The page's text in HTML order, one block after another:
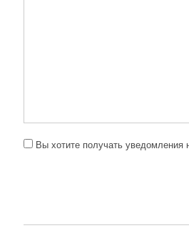
Вы хотите получать